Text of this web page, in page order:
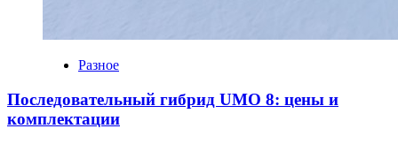
Разное
Последовательный гибрид UMO 8: цены и
комплектации